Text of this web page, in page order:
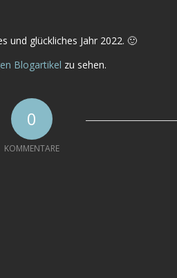
und glückliches Jahr 2022. 🙂
Blogartikel zu sehen.
0
KOMMENTARE